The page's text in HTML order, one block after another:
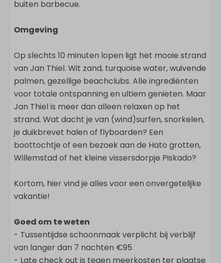
buiten barbecue.
Omgeving
Op slechts 10 minuten lopen ligt het mooie strand
van Jan Thiel. Wit zand, turquoise water, wuivende
palmen, gezellige beachclubs. Alle ingrediënten
voor totale ontspanning en ultiem genieten. Maar
Jan Thiel is meer dan alleen relaxen op het
strand. Wat dacht je van (wind)surfen, snorkelen,
je duikbrevet halen of flyboarden? Een
boottochtje of een bezoek aan de Hato grotten,
Willemstad of het kleine vissersdorpje Piskado?
Kortom, hier vind je alles voor een onvergetelijke
vakantie!
Goed om te weten
- Tussentijdse schoonmaak verplicht bij verblijf
van langer dan 7 nachten €95
- Late check out is tegen meerkosten ter plaatse